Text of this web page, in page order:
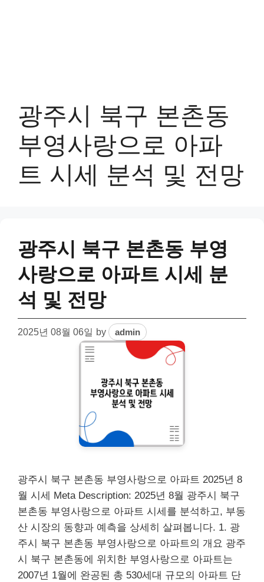
광주시 북구 본촌동
부영사랑으로 아파
트 시세 분석 및 전망
광주시 북구 본촌동 부영
사랑으로 아파트 시세 분
석 및 전망
2025년 08월 06일 by admin
광주시 북구 본촌동 부영사랑으로 아파트 2025년 8
월 시세 Meta Description: 2025년 8월 광주시 북구
본촌동 부영사랑으로 아파트 시세를 분석하고, 부동
산 시장의 동향과 예측을 상세히 살펴봅니다. 1. 광
주시 북구 본촌동 부영사랑으로 아파트의 개요 광주
시 북구 본촌동에 위치한 부영사랑으로 아파트는
2007년 1월에 완공된 총 530세대 규모의 아파트 단